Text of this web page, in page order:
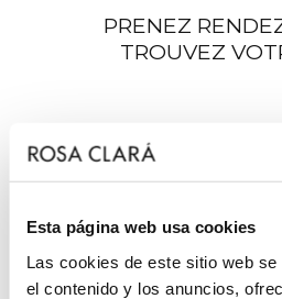
Esta página web usa cookies
Las cookies de este sitio web
el contenido y los anuncios,
PRENEZ
TROUVEZ